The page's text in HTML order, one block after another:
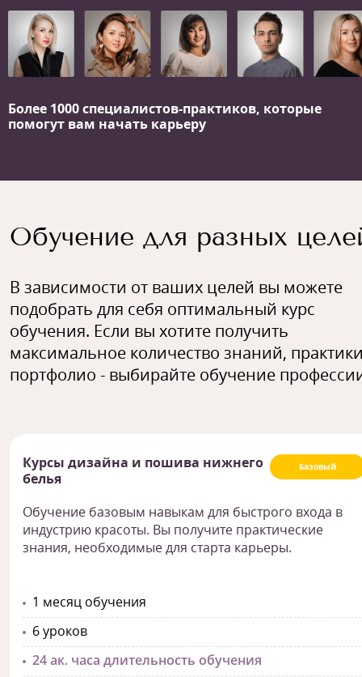
Более 1000 специалистов-практиков, которые
помогут вам начать карьеру
Обучение для разных
В зависимости от ваших целей вы можете
подобрать для себя оптимальный курс
обучения. Если вы хотите получить
максимальное количество знаний,
портфолио - выбирайте обучение
Базовый
Курсы дизайна и пошива нижнего
белья
Обучение базовым навыкам для быстрого входа в
индустрию красоты. Вы получите практические
знания, необходимые для старта карьеры.
1 месяц обучения
6 уроков
24 ак. часа длительность обучения